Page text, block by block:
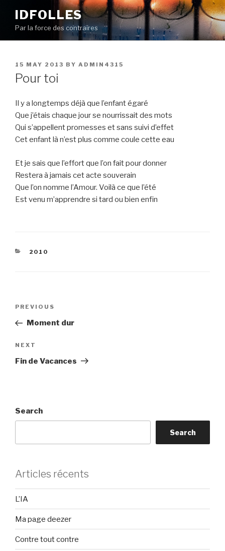
content
IDFOLLES
Par la force des contraires
POSTED
ON
15 MAY 2013 BY ADMIN4315
Pour toi
Il y a longtemps déjà que l’enfant égaré
Que j’étais chaque jour se nourrissait des mots
Qui s’appellent promesses et sans suivi d’effet
Cet enfant là n’est plus comme coule cette eau
Et je sais que l’effort que l’on fait pour donner
Restera à jamais cet acte souverain
Que l’on nomme l’Amour. Voilà ce que l’été
Est venu m’apprendre si tard ou bien enfin
CATEGORIES
2010
Previous
Post
PREVIOUS
Moment dur
Next
Post
NEXT
Fin de Vacances
Search
Search
Articles récents
L’IA
Ma page deezer
Contre tout contre